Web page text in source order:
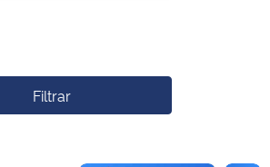
Filtrar